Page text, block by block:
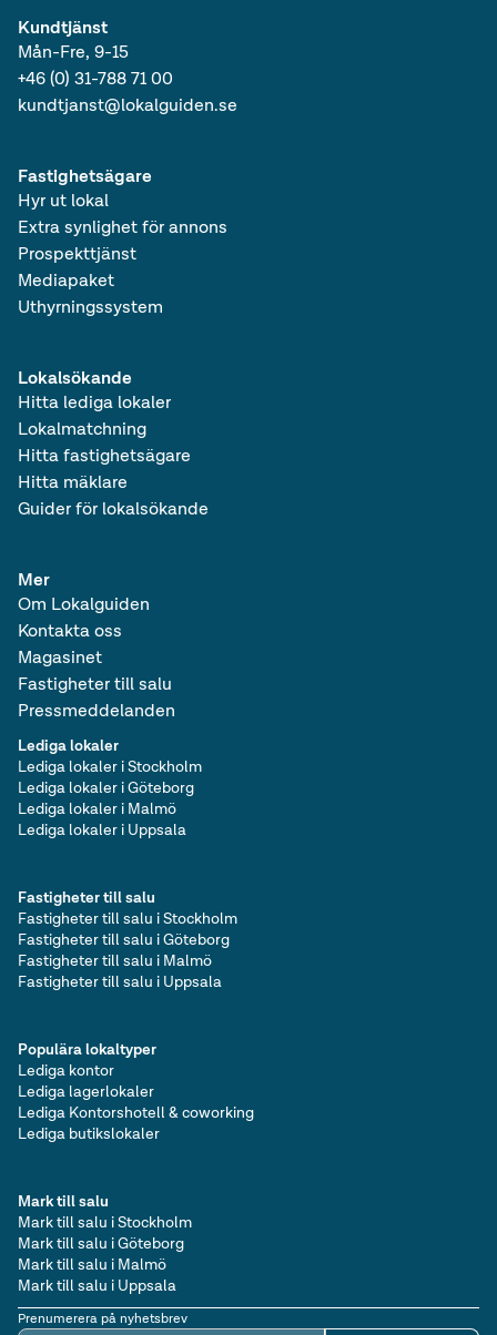
Kundtjänst
Mån-Fre, 9-15
+46 (0) 31-788 71 00
kundtjanst@lokalguiden.se
Lokalsökande
Hitta lediga lokaler
Lokalmatchning
Hitta fastighetsägare
Hitta mäklare
Guider för lokalsökande
Fastighetsägare
Hyr ut lokal
Extra synlighet för annons
Prospekttjänst
Mediapaket
Uthyrningssystem
Mer
Om Lokalguiden
Kontakta oss
Magasinet
Fastigheter till salu
Pressmeddelanden
Lediga lokaler
Lediga lokaler i Stockholm
Lediga lokaler i Göteborg
Lediga lokaler i Malmö
Lediga lokaler i Uppsala
Populära lokaltyper
Lediga kontor
Lediga lagerlokaler
Lediga Kontorshotell & coworking
Lediga butikslokaler
Fastigheter till salu
Fastigheter till salu i Stockholm
Fastigheter till salu i Göteborg
Fastigheter till salu i Malmö
Fastigheter till salu i Uppsala
Mark till salu
Mark till salu i Stockholm
Mark till salu i Göteborg
Mark till salu i Malmö
Mark till salu i Uppsala
Prenumerera på nyhetsbrev